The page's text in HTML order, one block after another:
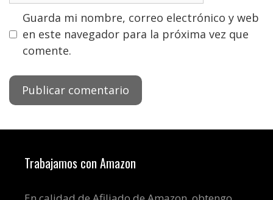
Guarda mi nombre, correo electrónico y web
en este navegador para la próxima vez que
comente.
Trabajamos con Amazon